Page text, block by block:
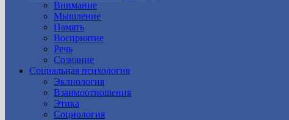
Внимание
Мышление
Память
Восприятие
Речь
Сознание
Социальная психология
Эклиология
Взаимоотношения
Этика
Социология